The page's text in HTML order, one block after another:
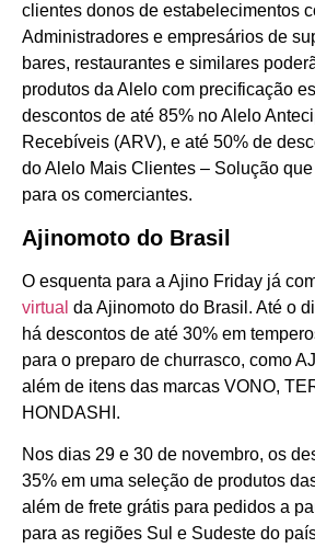
clientes donos de estabelecimentos
Administradores e empresários de
bares, restaurantes e similares
produtos da Alelo com precificação
descontos de até 85% no Alelo
Recebíveis (ARV), e até 50% de
do Alelo Mais Clientes – Solução
para os comerciantes.
Ajinomoto do Brasil
O esquenta para a Ajino Friday já
virtual da Ajinomoto do Brasil. Até o
há descontos de até 30% em
para o preparo de churrasco, como
além de itens das marcas VONO,
HONDASHI.
Nos dias 29 e 30 de novembro, os
35% em uma seleção de produtos
além de frete grátis para pedidos a
para as regiões Sul e Sudeste do